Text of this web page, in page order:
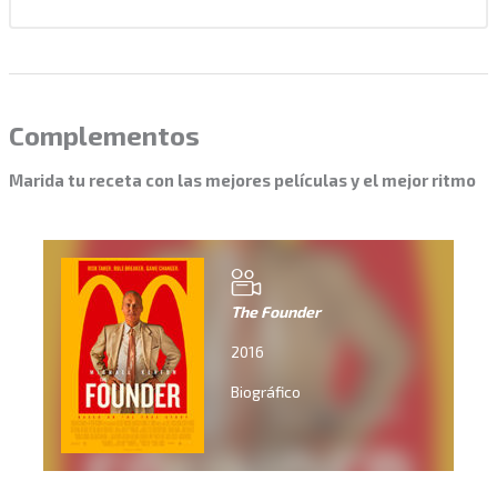
Complementos
Marida tu receta con las mejores películas y el mejor ritmo
The Founder
2016
Biográfico